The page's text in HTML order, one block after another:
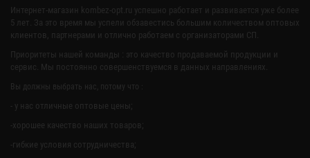
Интернет-магазин kombez-opt.ru успешно работает и развивается уже более
5 лет. За это время мы успели обзавестись большим количеством оптовых
клиентов, партнерами и отлично работаем с организаторами СП.
Приоритеты нашей команды : это качество продаваемой продукции и
сервис. Мы постоянно совершенствуемся в данных направлениях.
Вы должны выбрать нас, потому что :
- у нас отличные оптовые цены;
-хорошее качество наших товаров;
-гибкие условия сотрудничества;